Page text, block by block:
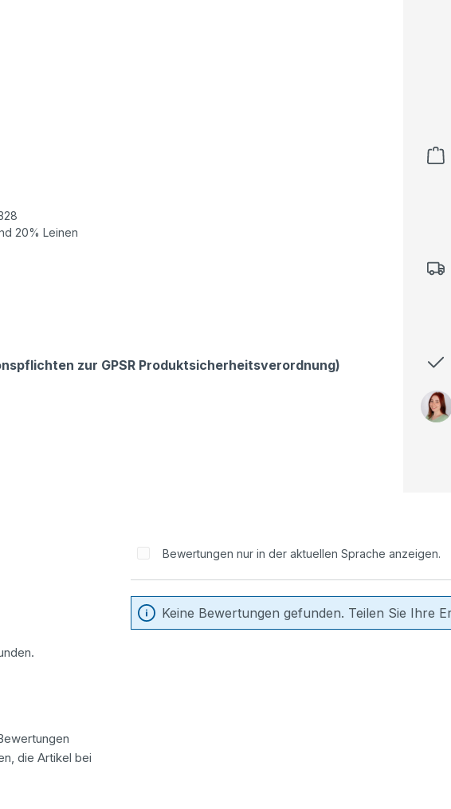
20% Leinen
zur GPSR Produktsicherheitsverordnung)
die Artikel bei
Bewertungen nur in der aktuellen Sprache anzeigen.
Keine Bewertungen gefunden. Teilen Sie Ihre